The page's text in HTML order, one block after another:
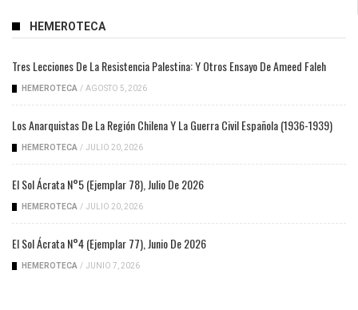
HEMEROTECA
Tres Lecciones De La Resistencia Palestina: Y Otros Ensayo De Ameed Faleh
HEMEROTECA / AGOSTO 5, 2026
Los Anarquistas De La Región Chilena Y La Guerra Civil Española (1936-1939)
HEMEROTECA / JULIO 20, 2026
El Sol Ácrata N°5 (ejemplar 78), Julio De 2026
HEMEROTECA / JULIO 20, 2026
El Sol Ácrata N°4 (ejemplar 77), Junio De 2026
HEMEROTECA / JUNIO 7, 2026